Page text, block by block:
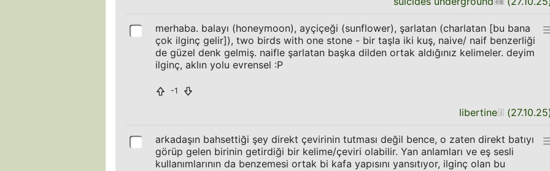
merhaba. balayı (honeymoon), ayçiçeği (sunflower), şarlatan (charlatan [bu bana
çok ilginç gelir]), two birds with one stone - bir taşla iki kuş, naive/ naif benzerliği
de güzel denk gelmiş. naifle şarlatan başka dilden ortak aldığınız kelimeler. deyim
ilginç, aklın yolu evrensel :P
-1
libertine (27.10.25
arkadaşın bahsettiği şey direkt çevirinin tutması değil bence, o zaten direkt batıyı
görüp gelen birinin getirdiği bir kelime/çeviri olabilir. Yan anlamları ve eş sesli
kullanımlarının da benzemesi ortak bi kafa yapısını yansıtıyor, ilginç olan bu